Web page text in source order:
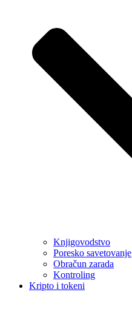
Knjigovodstvo
Poresko savetovanje
Obračun zarada
Kontroling
Kripto i tokeni